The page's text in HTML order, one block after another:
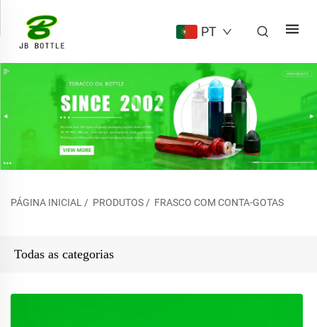
PT
PÁGINA INICIAL/ PRODUTOS/ FRASCO COM CONTA-GOTAS
Todas as categorias